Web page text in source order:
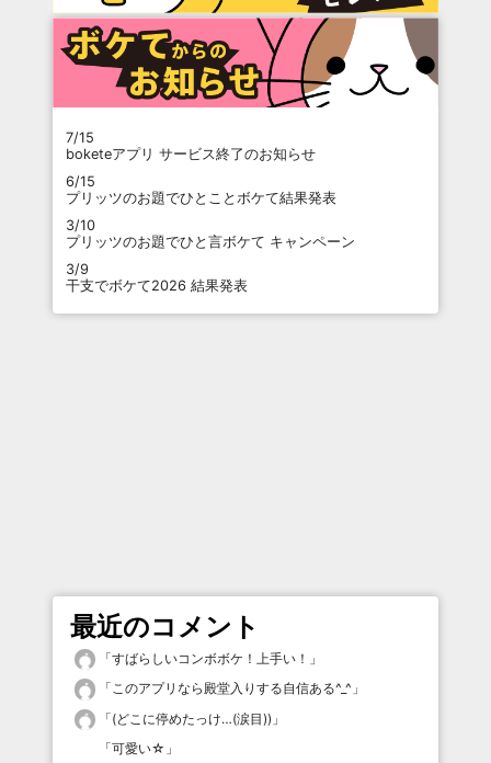
7/15
boketeアプリ サービス終了のお知らせ
6/15
プリッツのお題でひとことボケて結果発表
3/10
プリッツのお題でひと言ボケて キャンペーン
3/9
干支でボケて2026 結果発表
最近のコメント
「すばらしいコンボボケ！上手い！ 」
「このアプリなら殿堂入りする自信ある^_^ 」
「(どこに停めたっけ…(涙目)) 」
「可愛い☆ 」